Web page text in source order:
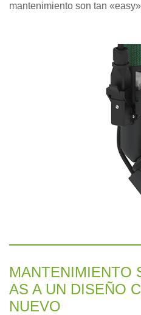
mantenimiento son tan
MAN­TEN­IMI­EN­TO
AS A UN DI­SEÑO
NUE­VO